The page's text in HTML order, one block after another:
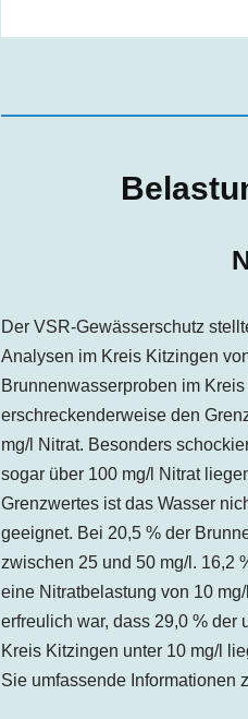
Der VSR-Gewässerschutz
Analysen im Kreis Kitzingen
Brunnenwasserproben im
erschreckenderweise den
mg/l Nitrat. Besonders
sogar über 100 mg/l Nitrat
Grenzwertes ist das Wasser
geeignet. Bei 20,5 % der
zwischen 25 und 50 mg/l. 16,2
eine Nitratbelastung von 10
erfreulich war, dass 29,0 % der
Kreis Kitzingen unter 10 mg/l
Sie umfassende Informationen